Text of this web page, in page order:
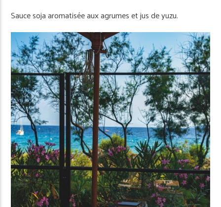
Sauce soja aromatisée aux agrumes et jus de yuzu.